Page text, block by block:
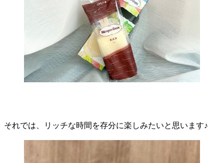
それでは、リッチな時間を存分に楽しみたいと思います♪